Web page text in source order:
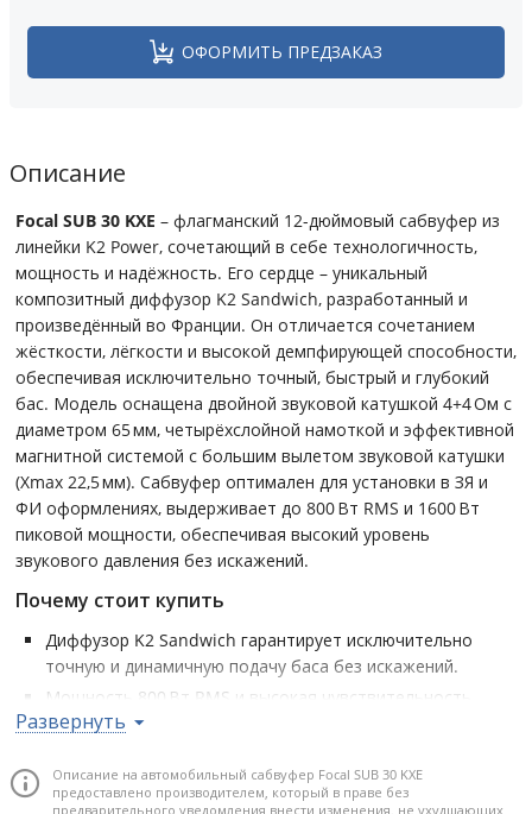
ОФОРМИТЬ ПРЕДЗАКАЗ
Описание
Focal SUB 30 KXE – флагманский 12-дюймовый сабвуфер из
линейки K2 Power, сочетающий в себе технологичность,
мощность и надёжность. Его сердце – уникальный
композитный диффузор K2 Sandwich, разработанный и
произведённый во Франции. Он отличается сочетанием
жёсткости, лёгкости и высокой демпфирующей способности,
обеспечивая исключительно точный, быстрый и глубокий
бас. Модель оснащена двойной звуковой катушкой 4+4 Ом с
диаметром 65 мм, четырёхслойной намоткой и эффективной
магнитной системой с большим вылетом звуковой катушки
(Xmax 22,5 мм). Сабвуфер оптимален для установки в ЗЯ и
ФИ оформлениях, выдерживает до 800 Вт RMS и 1600 Вт
пиковой мощности, обеспечивая высокий уровень
звукового давления без искажений.
Почему стоит купить
Диффузор K2 Sandwich гарантирует исключительно
точную и динамичную подачу баса без искажений.
Мощность 800 Вт RMS и высокая чувствительность
позволяют использовать сабвуфер в мощных
Двойная звуковая катушка 4+4 Ом даёт гибкость
подключения под любые схемы усиления.
Развернуть
Описание на автомобильный сабвуфер Focal SUB 30 KXE
предоставлено производителем, который в праве без
предварительного уведомления внести изменения, не ухудшающих